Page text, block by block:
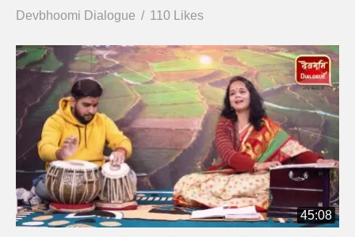
Devbhoomi Dialogue
110 Likes
45:08